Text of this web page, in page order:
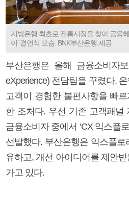
지방은행 최초로 전통시장을 찾아 금융
이’ 결연식 모습. BNK부산은행 제공
부산은행은 올해 금융소비자
eXperience) 전담팀을 꾸렸다.
고객이 경험한 불편사항을 빠
한 조처다. 우선 기존 고객패널
금융소비자 중에서 ‘CX 익스플
선발했다. 부산은행은 익스플
유하고, 개선 아이디어를 제안
가고 있다.